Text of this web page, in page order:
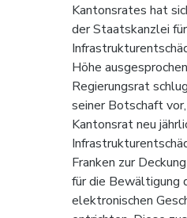
Kantonsrates hat
der Staatskanzlei
Höhe
Regierungsrat
seiner Botschaft
Kantonsrat neu
Franken zur
für die Bewältigung
elektronischen